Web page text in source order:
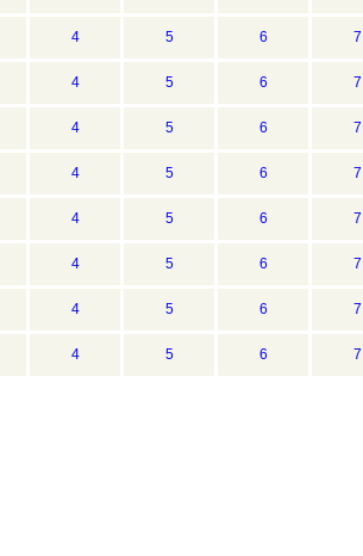
4 5 6 7
4 5 6 7
4 5 6 7
4 5 6 7
4 5 6 7
4 5 6 7
4 5 6 7
4 5 6 7